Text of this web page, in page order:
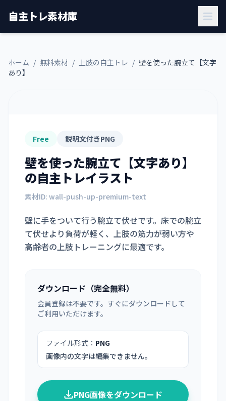
自主トレ素材庫
ホーム / 無料素材 / 上肢の自主トレ / 壁を使った腕立て【文字
あり】
Free 説明文付きPNG
壁を使った腕立て【文字あり】
の自主トレイラスト
素材ID: wall-push-up-premium-text
壁に手をついて行う腕立て伏せです。床での腕立
て伏せより負荷が軽く、上肢の筋力が弱い方や
高齢者の上肢トレーニングに最適です。
ダウンロード（完全無料）
会員登録は不要です。すぐにダウンロードして
ご利用いただけます。
ファイル形式： PNG
画像内の文字は編集できません。
PNG画像をダウンロード